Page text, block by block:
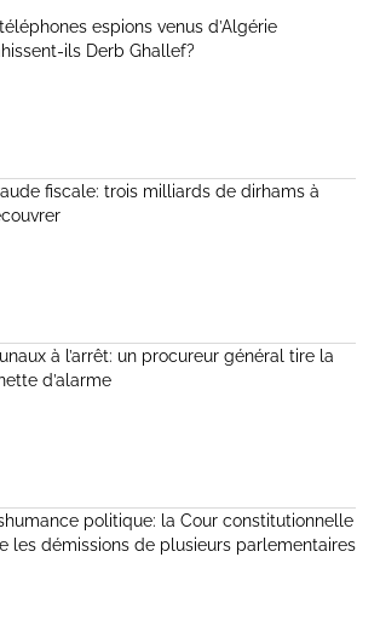
espions venus d’Algérie
ils Derb Ghallef?
fiscale: trois milliards de dirhams à
à l’arrêt: un procureur général tire la
d’alarme
politique: la Cour constitutionnelle
les démissions de plusieurs parlementaires